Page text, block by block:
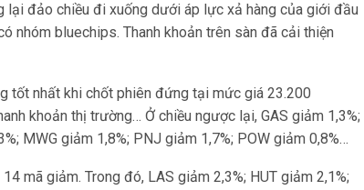
lại đảo chiều đi xuống dưới áp lực xả hàng của giới đầu
nhóm bluechips. Thanh khoản trên sàn đã cải thiện
tốt nhất khi chốt phiên đứng tại mức giá 23.200
khoản thị trường… Ở chiều ngược lại, GAS giảm 1,3%;
MWG giảm 1,8%; PNJ giảm 1,7%; POW giảm 0,8%…
mã giảm. Trong đó, LAS giảm 2,3%; HUT giảm 2,1%;